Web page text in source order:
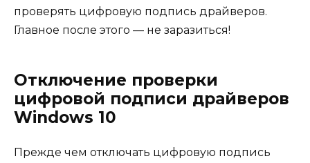
проверять цифровую подпись драйверов.
Главное после этого — не заразиться!
Отключение проверки
цифровой подписи драйверов
Windows 10
Прежде чем отключать цифровую подпись